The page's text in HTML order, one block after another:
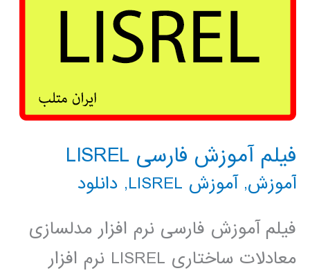
فیلم آموزش فارسی LISREL
آموزش,آموزش LISREL , دانلود
فیلم آموزش فارسی نرم افزار مدلسازی
معادلات ساختاری LISREL نرم افزار